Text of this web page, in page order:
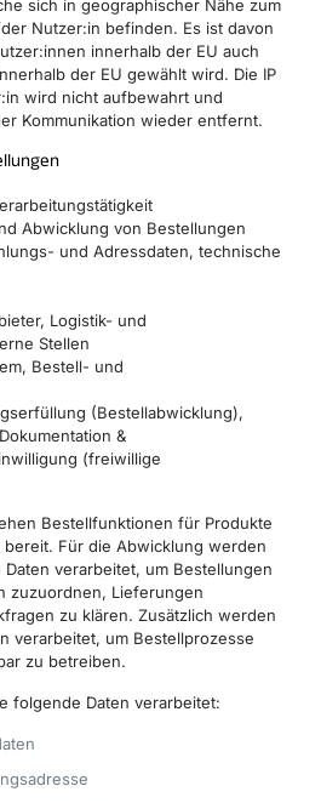
sich in geographischer Nähe zum
Nutzer:in befinden. Es ist davon
innerhalb der EU auch
der EU gewählt wird. Die IP
wird nicht aufbewahrt und
Kommunikation wieder entfernt.
Abwicklung von Bestellungen
und Adressdaten, technische
Logistik- und
Stellen
Bestell- und
(Bestellabwicklung),
&
(freiwillige
Bestellfunktionen für Produkte
Für die Abwicklung werden
verarbeitet, um Bestellungen
zuzuordnen, Lieferungen
zu klären. Zusätzlich werden
verarbeitet, um Bestellprozesse
zu betreiben.
folgende Daten verarbeitet: